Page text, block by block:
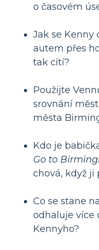
o časovém
Jak se Kenny
autem přes
tak cítí?
Použijte
srovnání
města
Kdo je
Go to
chová, když ji
Co se stane
odhaluje více
Kennyho?